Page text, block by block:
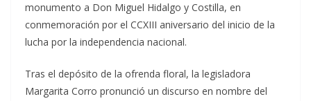
monumento a Don Miguel Hidalgo y Costilla, en
conmemoración por el CCXIII aniversario del inicio de la
lucha por la independencia nacional.
Tras el depósito de la ofrenda floral, la legisladora
Margarita Corro pronunció un discurso en nombre del